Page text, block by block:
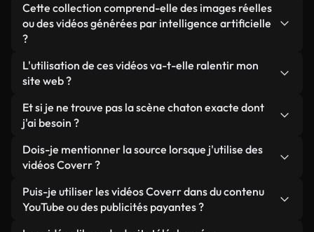
Cette collection comprend-elle des images réelles
ou des vidéos générées par intelligence artificielle
?
Les deux. Il s'agit d'une bibliothèque hybride
composée de véritables images filmées par des
générées par IA. Chaque vidéo est clairement
identifiée afin que vous sachiez toujours ce que
vous utilisez.
L'utilisation de ces vidéos va-t-elle ralentir mon
site web ?
Sauf si vous choisissez nos versions optimisées.
Nous proposons des formats légers, prêts pour le
ils conservent une qualité élevée tout en
minimisant les temps de chargement et en
améliorant des indicateurs comme le LCP.
Et si je ne trouve pas la scène chaton exacte dont
j'ai besoin ?
Vous pouvez en créer une instantanément avec
Coverr AI Studio. Il vous suffit de décrire la scène,
Studio générera en quelques secondes une vidéo
personnalisée conforme à nos normes de licence.
Dois-je mentionner la source lorsque j'utilise des
vidéos Coverr ?
Aucune attribution n'est requise. Toutes les vidéos
de notre bibliothèque sont libres de droits et
Puis-je utiliser les vidéos Coverr dans du contenu
YouTube ou des publicités payantes ?
Oui. Toutes les séquences vidéo de Coverr peuvent